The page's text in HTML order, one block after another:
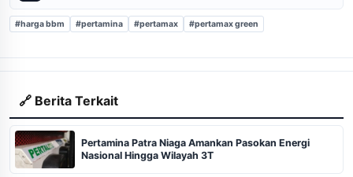
#harga bbm #pertamina #pertamax #pertamax green
🔗 Berita Terkait
Pertamina Patra Niaga Amankan Pasokan Energi
Nasional Hingga Wilayah 3T